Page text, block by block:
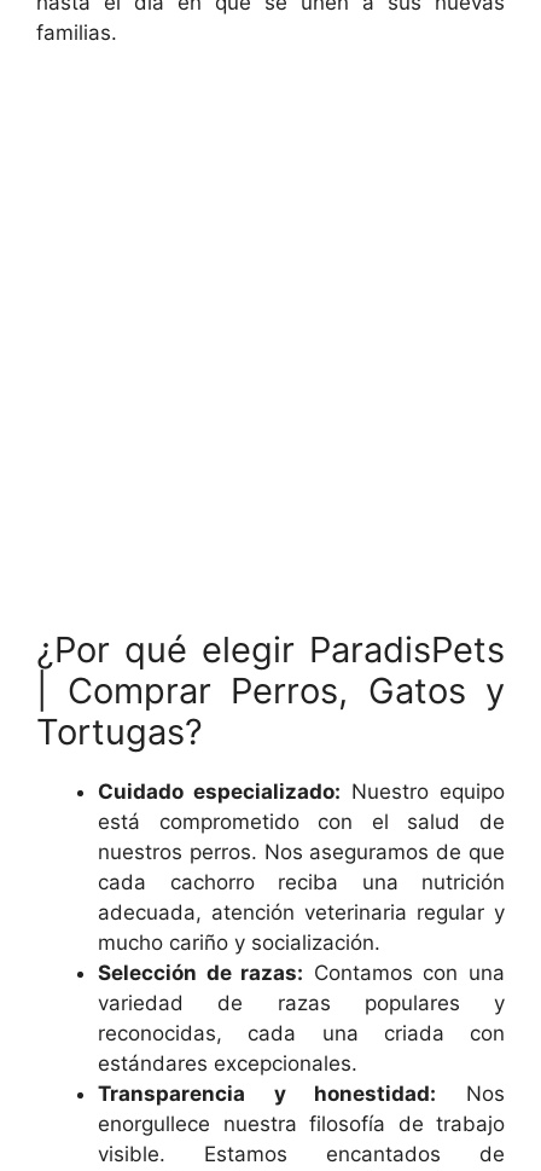
familias.
¿Por qué elegir ParadisPets
| Comprar Perros, Gatos y
Tortugas?
Cuidado especializado: Nuestro equipo
está comprometido con el salud de
nuestros perros. Nos aseguramos de que
cada cachorro reciba una nutrición
adecuada, atención veterinaria regular y
mucho cariño y socialización.
Selección de razas: Contamos con una
variedad de razas populares y
reconocidas, cada una criada con
estándares excepcionales.
Transparencia y honestidad: Nos
enorgullece nuestra filosofía de trabajo
visible. Estamos encantados de